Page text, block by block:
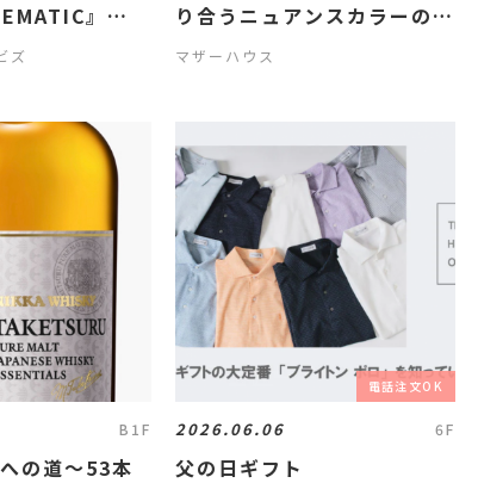
』
クション
ズ
り合うニュアンスカラーの革
小物
マザーハウス
B1F
の道〜53本
電話注文OK
2026.06.06 6F
父の日ギフト